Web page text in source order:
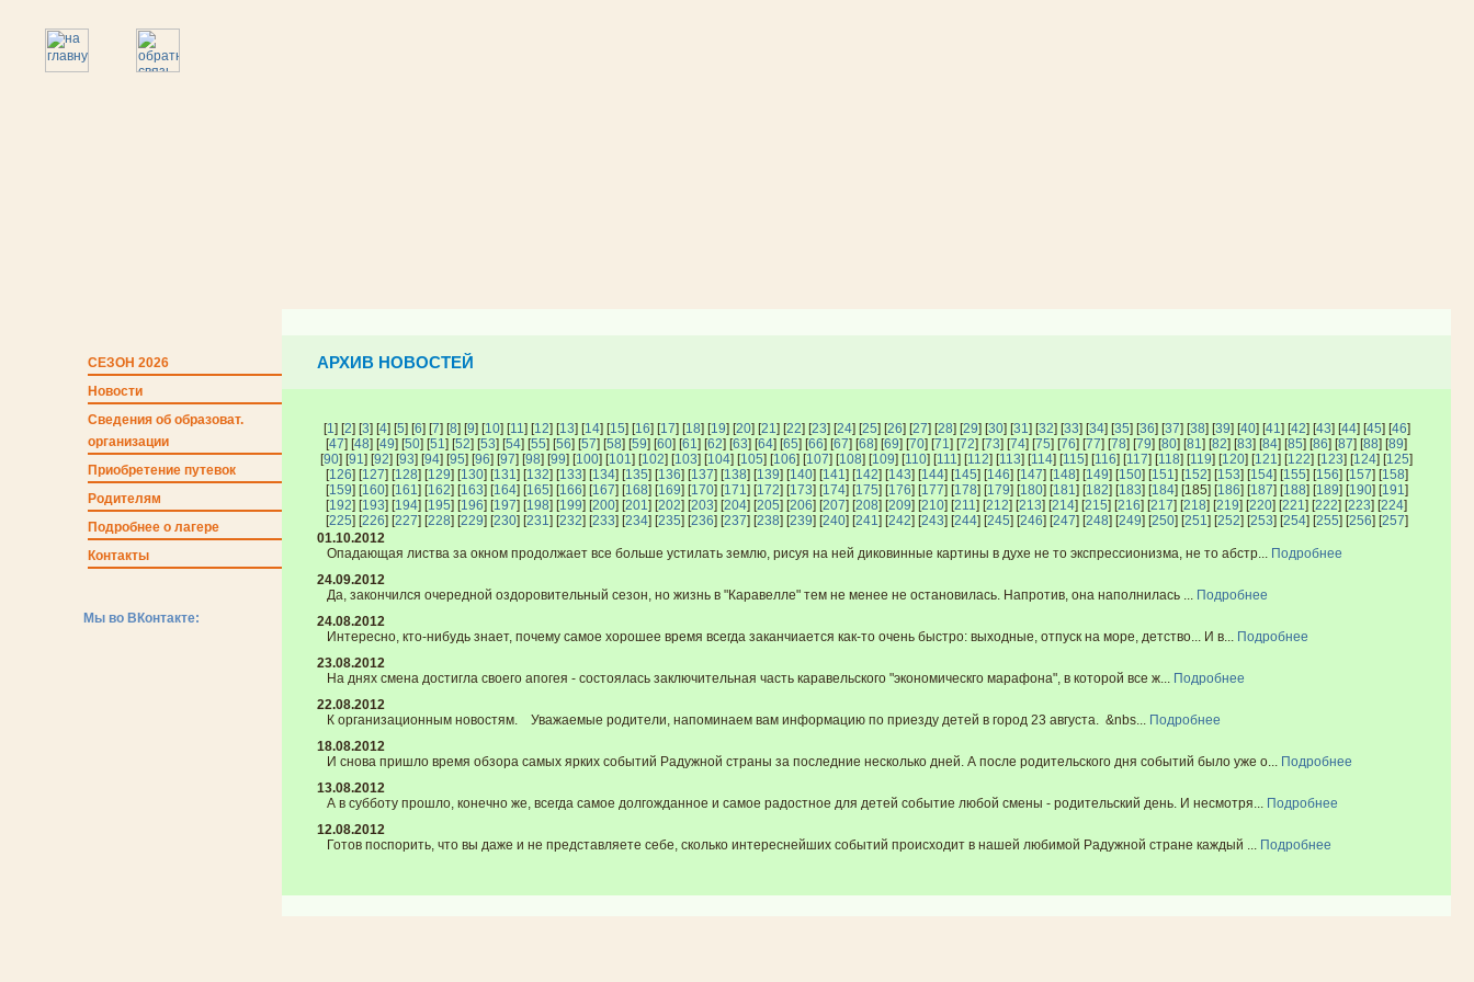
СЕЗОН 2026
Новости
Сведения об образоват.
организации
Приобретение путевок
Родителям
Подробнее о лагере
Контакты
Мы во ВКонтакте:
АРХИВ НОВОСТЕЙ
[1] [2] [3] [4] [5] [6] [7] [8] [9] [10] [11] [12] [13] [14] [15] [16] [17] [18] [19] [20] [21] [22] [23] [24] [25] [26] [27] [28] [29] [30] [31] [32] [33] [34] [35] [36] [37] [38] [39] [40] [41] [42] [43] [44] [45] [46]
[47] [48] [49] [50] [51] [52] [53] [54] [55] [56] [57] [58] [59] [60] [61] [62] [63] [64] [65] [66] [67] [68] [69] [70] [71] [72] [73] [74] [75] [76] [77] [78] [79] [80] [81] [82] [83] [84] [85] [86] [87] [88] [89]
[90] [91] [92] [93] [94] [95] [96] [97] [98] [99] [100] [101] [102] [103] [104] [105] [106] [107] [108] [109] [110] [111] [112] [113] [114] [115] [116] [117] [118] [119] [120] [121] [122] [123] [124] [125]
[126] [127] [128] [129] [130] [131] [132] [133] [134] [135] [136] [137] [138] [139] [140] [141] [142] [143] [144] [145] [146] [147] [148] [149] [150] [151] [152] [153] [154] [155] [156] [157] [158]
[159] [160] [161] [162] [163] [164] [165] [166] [167] [168] [169] [170] [171] [172] [173] [174] [175] [176] [177] [178] [179] [180] [181] [182] [183] [184] [185] [186] [187] [188] [189] [190] [191]
[192] [193] [194] [195] [196] [197] [198] [199] [200] [201] [202] [203] [204] [205] [206] [207] [208] [209] [210] [211] [212] [213] [214] [215] [216] [217] [218] [219] [220] [221] [222] [223] [224]
[225] [226] [227] [228] [229] [230] [231] [232] [233] [234] [235] [236] [237] [238] [239] [240] [241] [242] [243] [244] [245] [246] [247] [248] [249] [250] [251] [252] [253] [254] [255] [256] [257]
01.10.2012
Опадающая листва за окном продолжает все больше устилать землю, рисуя на ней диковинные картины в духе не то экспрессионизма, не то абстр... Подробнее
24.09.2012
Да, закончился очередной оздоровительный сезон, но жизнь в "Каравелле" тем не менее не остановилась. Напротив, она наполнилась ... Подробнее
24.08.2012
Интересно, кто-нибудь знает, почему самое хорошее время всегда заканчиается как-то очень быстро: выходные, отпуск на море, детство... И в... Подробнее
23.08.2012
На днях смена достигла своего апогея - состоялась заключительная часть каравельского "экономическго марафона", в которой все ж... Подробнее
22.08.2012
К организационным новостям. Уважаемые родители, напоминаем вам информацию по приезду детей в город 23 августа. &nbs... Подробнее
18.08.2012
И снова пришло время обзора самых ярких событий Радужной страны за последние несколько дней. А после родительского дня событий было уже о... Подробнее
13.08.2012
А в субботу прошло, конечно же, всегда самое долгожданное и самое радостное для детей событие любой смены - родительский день. И несмотря... Подробнее
12.08.2012
Готов поспорить, что вы даже и не представляете себе, сколько интереснейших событий происходит в нашей любимой Радужной стране каждый ... Подробнее